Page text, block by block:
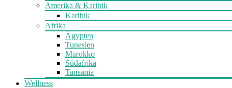
Amerika & Karibik
Karibik
Afrika
Ägypten
Tunesien
Marokko
Südafrika
Tansania
Wellness